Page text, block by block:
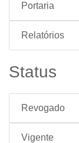
Portaria
Relatórios
Status
Revogado
Vigente